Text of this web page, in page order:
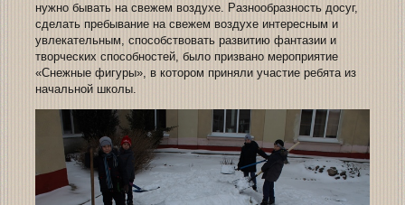
нужно бывать на свежем воздухе. Разнообразность досуг,
сделать пребывание на свежем воздухе интересным и
увлекательным, способствовать развитию фантазии и
творческих способностей, было призвано мероприятие
«Снежные фигуры», в котором приняли участие ребята из
начальной школы.